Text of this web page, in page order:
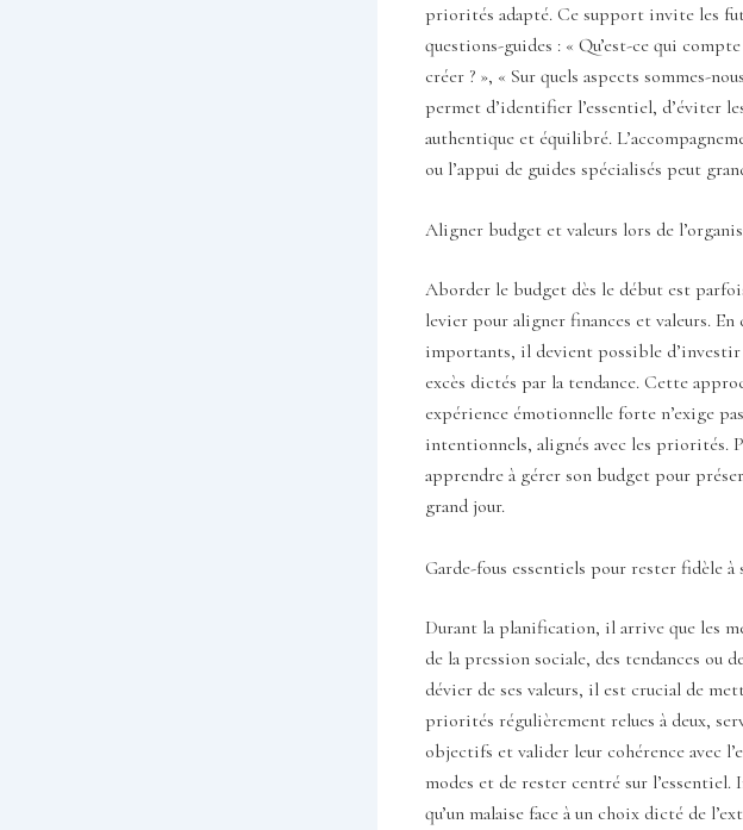
priorités adapté. Ce support invite les
questions-guides : « Qu’est-ce qui
créer ? », « Sur quels aspects sommes-
permet d’identifier l’essentiel, d’éviter
authentique et équilibré.
ou l’appui de guides spécialisés peut
Aligner budget et valeurs lors de
Aborder le budget dès le début est
levier pour aligner finances et valeurs.
importants, il devient possible d’investir
excès dictés par la tendance. Cette
expérience émotionnelle forte n’exige
intentionnels, alignés avec les priorités.
apprendre à gérer son budget pour
grand jour.
Garde-fous essentiels pour rester fidèle à
Durant la planification, il arrive que les
de la pression sociale, des tendances ou
dévier de ses valeurs, il est crucial de
priorités régulièrement relues à deux,
objectifs et valider leur cohérence avec
modes et de rester centré sur l’essentiel.
qu’un malaise face à un choix dicté de